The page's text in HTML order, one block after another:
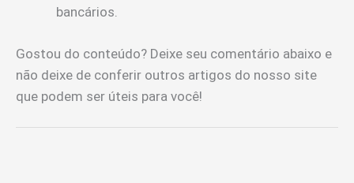
bancários.
Gostou do conteúdo? Deixe seu comentário abaixo e
não deixe de conferir outros artigos do nosso site
que podem ser úteis para você!